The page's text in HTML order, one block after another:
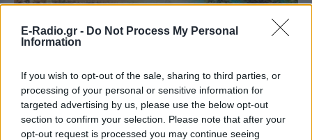
E-Radio.gr - Do Not Process My Personal
Information
If you wish to opt-out of the sale, sharing to third parties, or
processing of your personal or sensitive information for
targeted advertising by us, please use the below opt-out
section to confirm your selection. Please note that after your
opt-out request is processed you may continue seeing
Το Πήλιο δίνει μαθήματα τυρκουάζ: Eλεύθερες
παραλίες για βουτιές
ΠΡΙΝ 103 ΕΒΔΟΜΆΔΕΣ